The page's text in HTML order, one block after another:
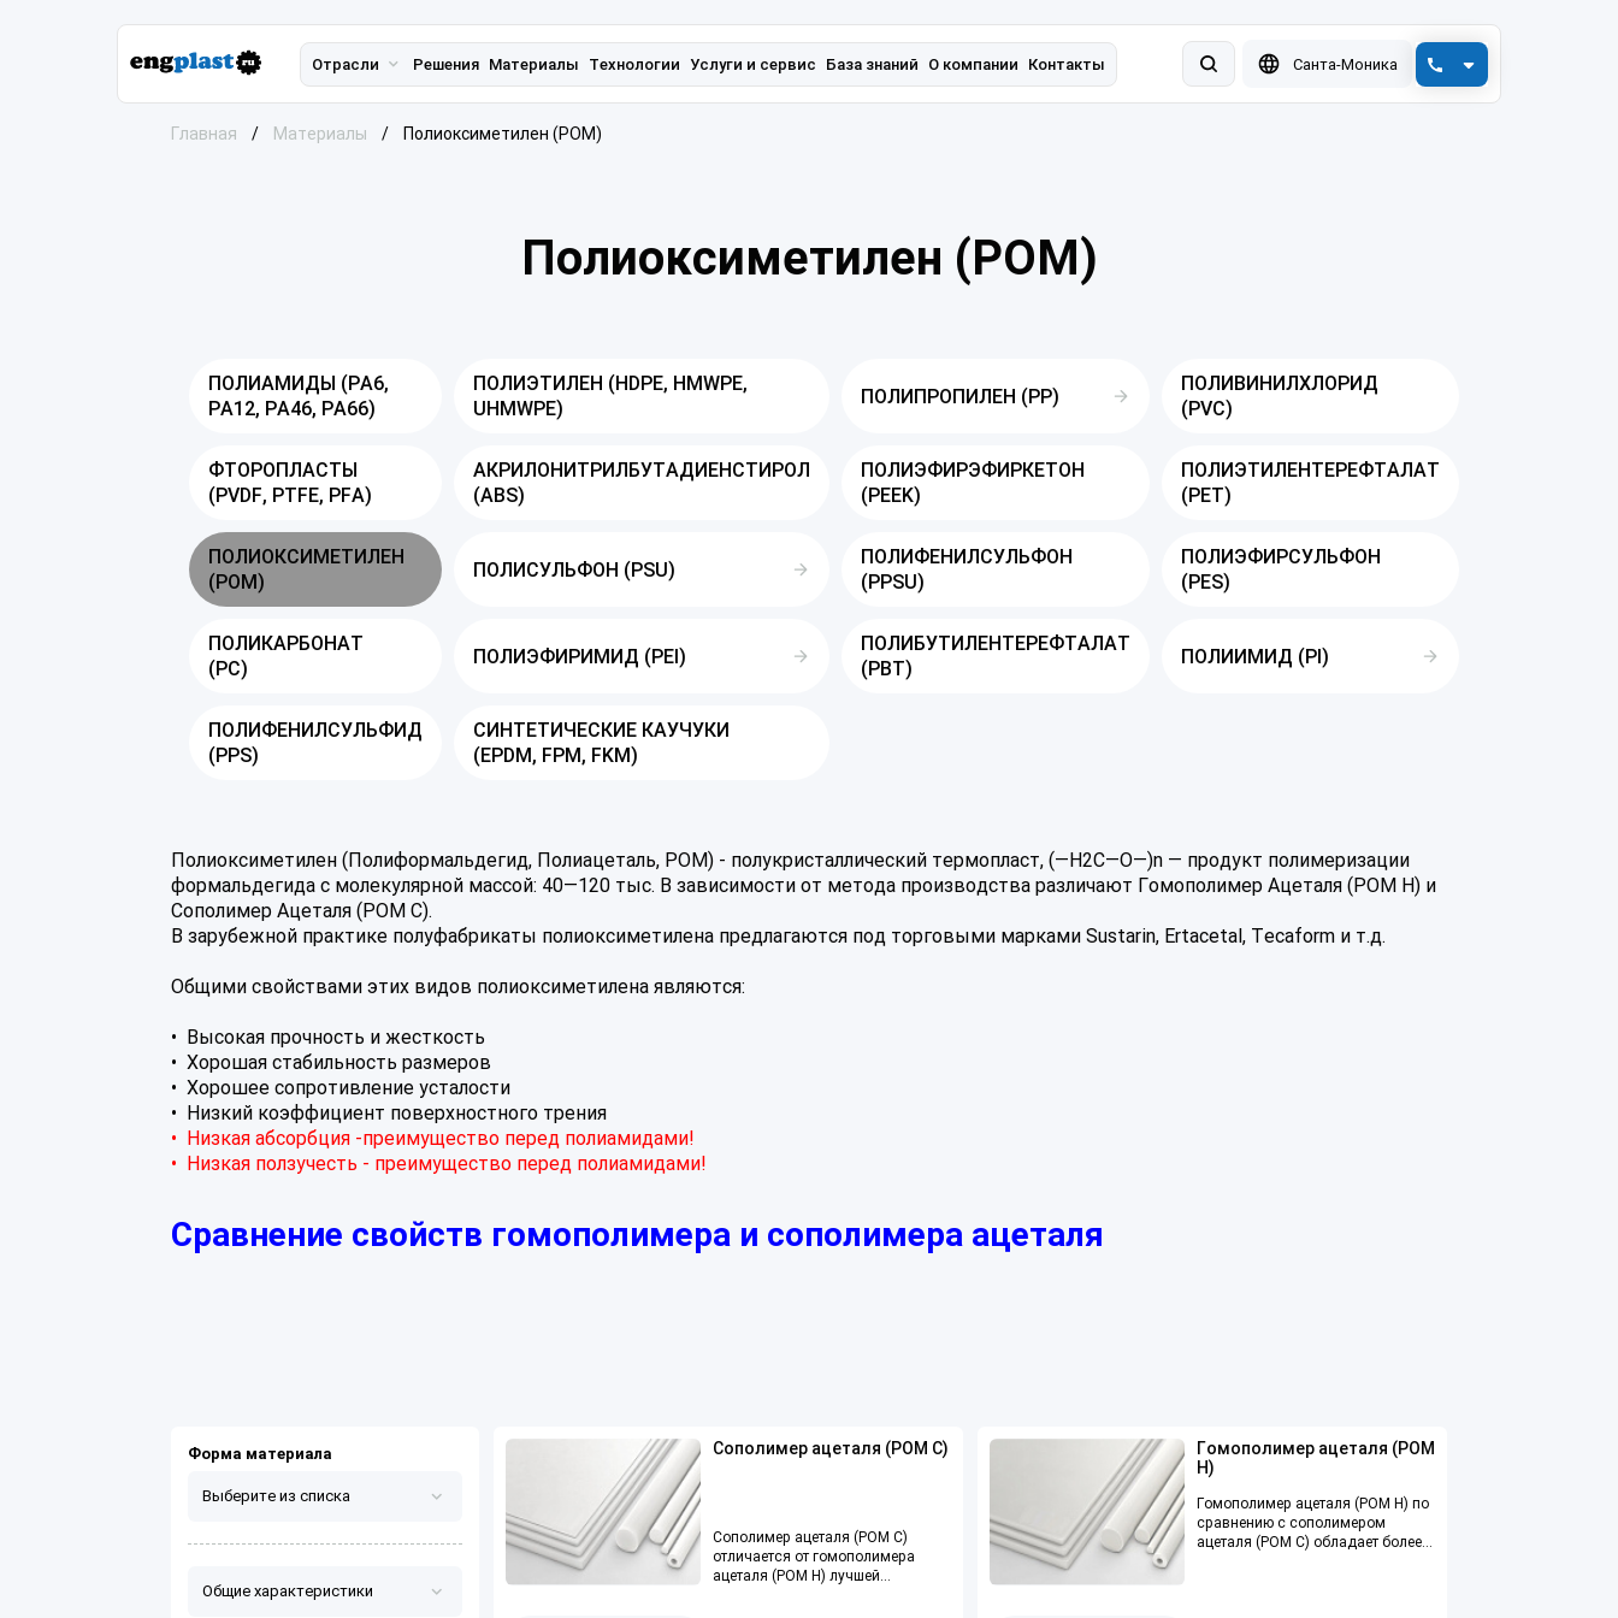
Отрасли Решения Материалы Технологии Услуги и сервис База знаний О компании Контакты Санта-Моника
Главная Материалы Полиоксиметилен (POM)
Полиоксиметилен (POM)
ПОЛИАМИДЫ (PA6,
PA12, PA46, PA66)
ПОЛИЭТИЛЕН (HDPE, HMWPE,
UHMWPE)
ПОЛИПРОПИЛЕН (PP)
ПОЛИВИНИЛХЛОРИД
(PVC)
ФТОРОПЛАСТЫ
(PVDF, PTFE, PFA)
АКРИЛОНИТРИЛБУТАДИЕНСТИРОЛ
(ABS)
ПОЛИЭФИРЭФИРКЕТОН
(PEEK)
ПОЛИЭТИЛЕНТЕРЕФТАЛАТ
(PET)
ПОЛИОКСИМЕТИЛЕН
(POM)
ПОЛИСУЛЬФОН (PSU)
ПОЛИФЕНИЛСУЛЬФОН
(PPSU)
ПОЛИЭФИРСУЛЬФОН
(PES)
ПОЛИКАРБОНАТ
(PC)
ПОЛИЭФИРИМИД (PEI)
ПОЛИБУТИЛЕНТЕРЕФТАЛАТ
(PBT)
ПОЛИИМИД (PI)
ПОЛИФЕНИЛСУЛЬФИД
(PPS)
СИНТЕТИЧЕСКИЕ КАУЧУКИ
(EPDM, FPM, FKM)
Полиоксиметилен (Полиформальдегид, Полиацеталь, POM) - полукристаллический термопласт, (—Н2С—О—)n — продукт полимеризации
формальдегида с молекулярной массой: 40—120 тыс. В зависимости от метода производства различают Гомополимер Ацеталя (POM H) и
Сополимер Ацеталя (POM C).
В зарубежной практике полуфабрикаты полиоксиметилена предлагаются под торговыми марками Sustarin, Ertacetal, Tecaform и т.д.
Общими свойствами этих видов полиоксиметилена являются:
• Высокая прочность и жесткость
• Хорошая стабильность размеров
• Хорошее сопротивление усталости
• Низкий коэффициент поверхностного трения
• Низкая абсорбция -преимущество перед полиамидами!
• Низкая ползучесть - преимущество перед полиамидами!
Сравнение свойств гомополимера и сополимера ацеталя
Форма материала
Выберите из списка
Стержень/профиль/втулка
Общие характеристики
Сополимер ацеталя (POM C)
Сополимер ацеталя (POM C)
отличается от гомополимера
ацеталя (POM H) лучшей
Гомополимер ацеталя (POM
H)
Гомополимер ацеталя (POM H) по
сравнению с сополимером
ацеталя (POM C) обладает более